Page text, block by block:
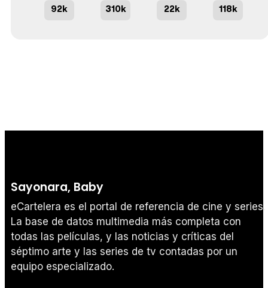
92k 310k 22k 118k
Sayonara, Baby
eCartelera es el portal de referencia de cine y series.
La base de datos multimedia más completa con
todas las películas, y las noticias y críticas del
séptimo arte y las series de tv contadas por un
equipo especializado.